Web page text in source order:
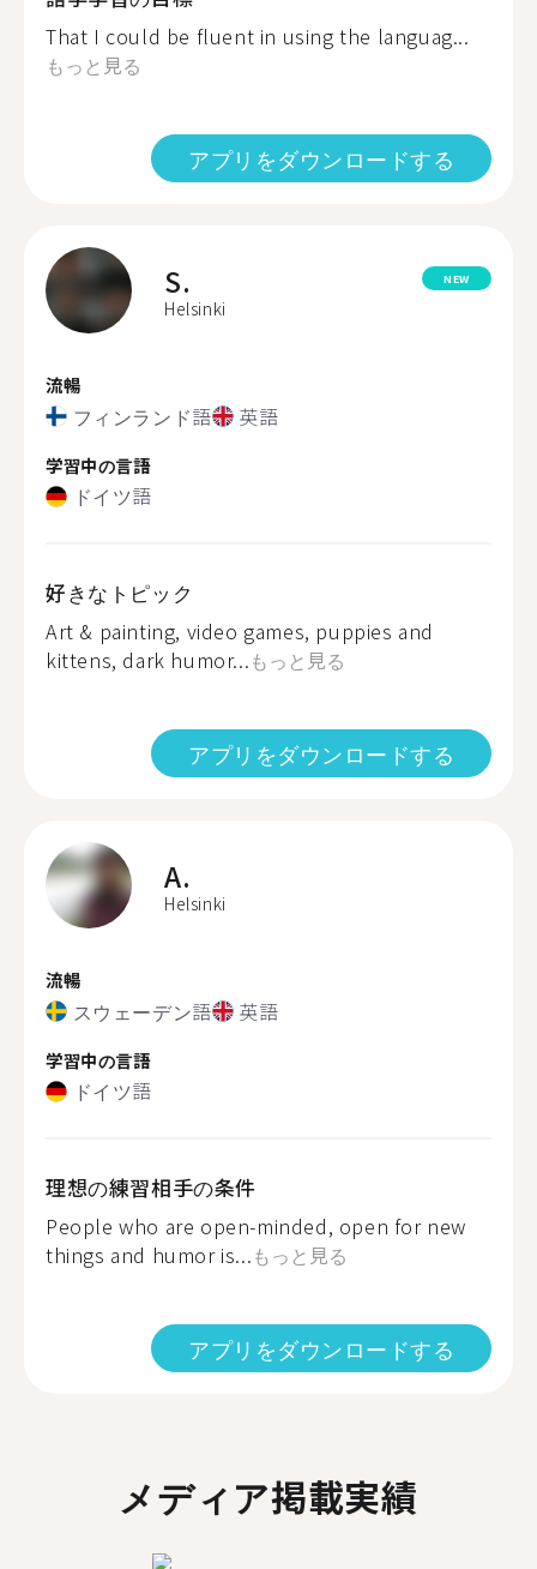
That I could be fluent in using the languag...
もっと見る
アプリをダウンロードする
S.
Helsinki
NEW
流暢
フィンランド語 英語
学習中の言語
ドイツ語
好きなトピック
Art & painting, video games, puppies and
kittens, dark humor...もっと見る
アプリをダウンロードする
A.
Helsinki
流暢
スウェーデン語 英語
学習中の言語
ドイツ語
理想の練習相手の条件
People who are open-minded, open for new
things and humor is...もっと見る
アプリをダウンロードする
メディア掲載実績